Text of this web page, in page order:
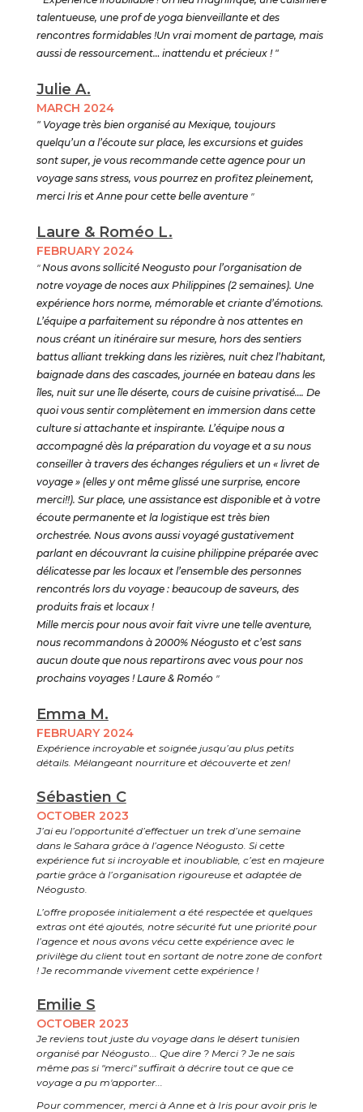
talentueuse, une prof de yoga bienveillante et des
rencontres formidables !Un vrai moment de partage, mais
aussi de ressourcement… inattendu et précieux ! "
Julie A.
MARCH 2024
" Voyage très bien organisé au Mexique, toujours
quelqu’un a l’écoute sur place, les excursions et guides
sont super, je vous recommande cette agence pour un
voyage sans stress, vous pourrez en profitez pleinement,
merci Iris et Anne pour cette belle aventure"
Laure & Roméo L.
FEBRUARY 2024
"Nous avons sollicité Neogusto pour l’organisation de
notre voyage de noces aux Philippines (2 semaines). Une
expérience hors norme, mémorable et criante d’émotions.
L’équipe a parfaitement su répondre à nos attentes en
nous créant un itinéraire sur mesure, hors des sentiers
battus alliant trekking dans les rizières, nuit chez l’habitant,
baignade dans des cascades, journée en bateau dans les
îles, nuit sur une île déserte, cours de cuisine privatisé…. De
quoi vous sentir complètement en immersion dans cette
culture si attachante et inspirante. L’équipe nous a
accompagné dès la préparation du voyage et a su nous
conseiller à travers des échanges réguliers et un « livret de
voyage » (elles y ont même glissé une surprise, encore
merci!!). Sur place, une assistance est disponible et à votre
écoute permanente et la logistique est très bien
orchestrée. Nous avons aussi voyagé gustativement
parlant en découvrant la cuisine philippine préparée avec
délicatesse par les locaux et l’ensemble des personnes
rencontrés lors du voyage : beaucoup de saveurs, des
produits frais et locaux !
Mille mercis pour nous avoir fait vivre une telle aventure,
nous recommandons à 2000% Néogusto et c’est sans
aucun doute que nous repartirons avec vous pour nos
prochains voyages ! Laure & Roméo"
Emma M.
FEBRUARY 2024
Expérience incroyable et soignée jusqu’au plus petits
détails. Mélangeant nourriture et découverte et zen!
Sébastien C
OCTOBER 2023
J’ai eu l’opportunité d’effectuer un trek d’une semaine
dans le Sahara grâce à l’agence Néogusto. Si cette
expérience fut si incroyable et inoubliable, c’est en majeure
partie grâce à l’organisation rigoureuse et adaptée de
Néogusto.
L’offre proposée initialement a été respectée et quelques
extras ont été ajoutés, notre sécurité fut une priorité pour
l’agence et nous avons vécu cette expérience avec le
privilège du client tout en sortant de notre zone de confort
! Je recommande vivement cette expérience !
Emilie S
OCTOBER 2023
Je reviens tout juste du voyage dans le désert tunisien
organisé par Néogusto... Que dire ? Merci ? Je ne sais
même pas si "merci" suffirait à décrire tout ce que ce
voyage a pu m'apporter...
Pour commencer, merci à Anne et à Iris pour avoir pris le